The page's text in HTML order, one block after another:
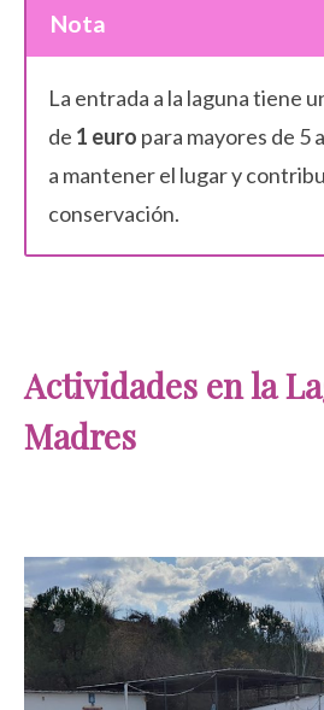
Nota
La entrada a la laguna tiene
de 1 euro para mayores de 5
a mantener el lugar y
conservación.
Actividades en la
Madres